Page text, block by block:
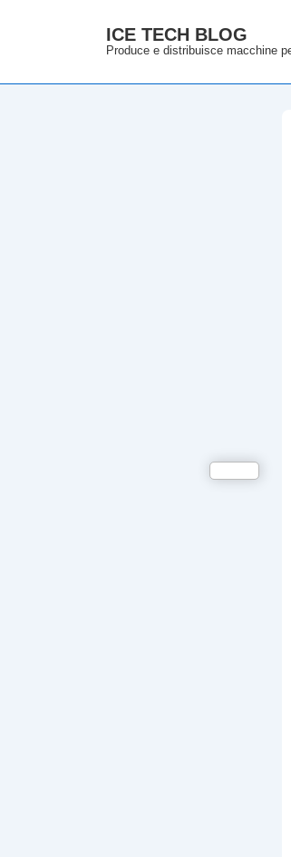
contenuto
ICE TECH BLOG
Produce e distribuisce macchine